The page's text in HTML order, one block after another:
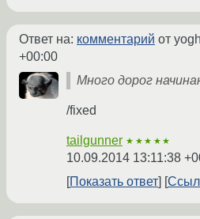
Ответ на: комментарий от
+00:00
Много дорог
/fixed
tailgunner ★★★★★
10.09.2014 13:11:38
Показать ответ